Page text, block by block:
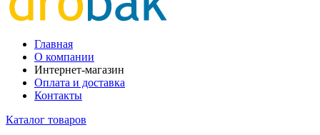
Главная
О компании
Интернет-магазин
Оплата и доставка
Контакты
Каталог товаров